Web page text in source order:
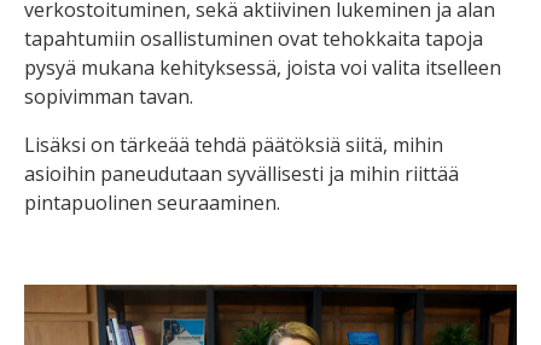
verkostoituminen, sekä aktiivinen lukeminen ja alan
tapahtumiin osallistuminen ovat tehokkaita tapoja
pysyä mukana kehityksessä, joista voi valita itselleen
sopivimman tavan.
Lisäksi on tärkeää tehdä päätöksiä siitä, mihin
asioihin paneudutaan syvällisesti ja mihin riittää
pintapuolinen seuraaminen.